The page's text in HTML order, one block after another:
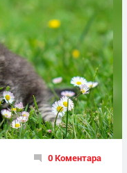
0 Коментара